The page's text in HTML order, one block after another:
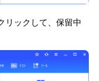
リックして、保留中